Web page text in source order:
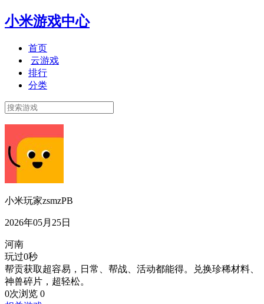
小米游戏中心
首页
云游戏
排行
分类
小米玩家zsmzPB
2026年05月25日
河南
玩过0秒
帮贡获取超容易，日常、帮战、活动都能得。兑换珍稀材料、
神兽碎片，超轻松。
0次浏览 0